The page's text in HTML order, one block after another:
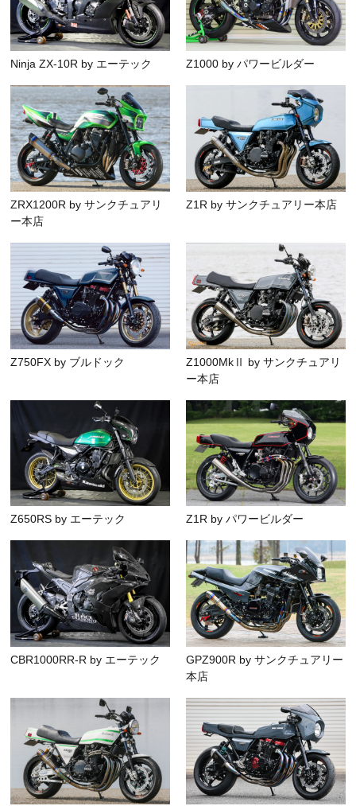
Ninja ZX-10R by エーテック Z1000 by パワービルダー
ZRX1200R by サンクチュアリ
ー本店
Z1R by サンクチュアリー本店
Z750FX by ブルドック
Z1000MkⅡ by サンクチュアリ
ー本店
Z650RS by エーテック Z1R by パワービルダー
CBR1000RR-R by エーテック
GPZ900R by サンクチュアリー
本店